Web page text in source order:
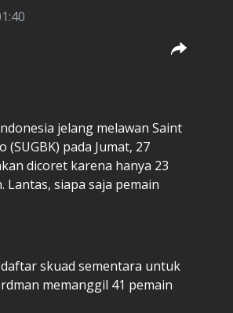
jelang melawan Saint
pada Jumat, 27
dicoret karena hanya 23
siapa saja pemain
skuad sementara untuk
memanggil 41 pemain